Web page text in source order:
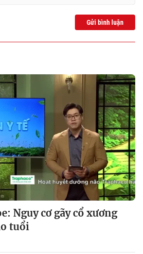
Gửi bình luận
Nguy cơ gãy cổ xương
tuổi